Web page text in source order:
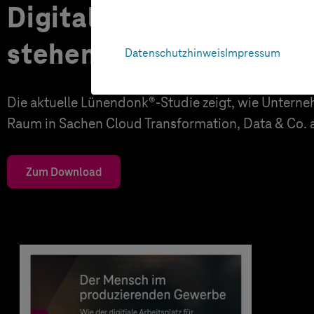
DatenschutzhinweisImpressum
Digitale
stehen wir?
Die aktuelle Lünendonk®-Studie zeigt, wie
Raum in Sachen Cloud Transformation, Data &
Zum Download